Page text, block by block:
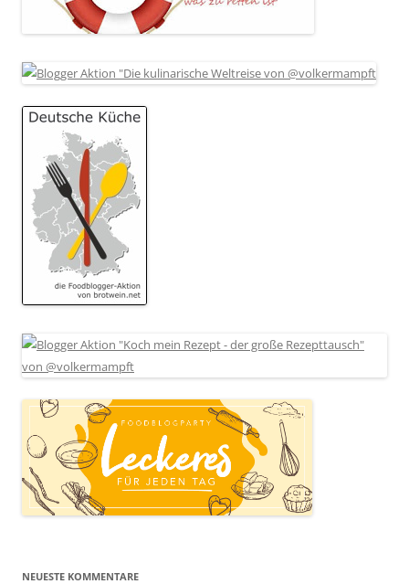
NEUESTE KOMMENTARE